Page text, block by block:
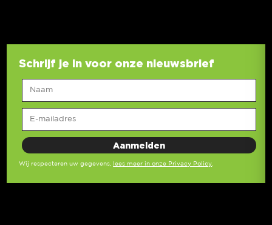
Schrijf je in voor onze nieuwsbrief
Wij respecteren uw gegevens, lees meer in onze Privacy Policy